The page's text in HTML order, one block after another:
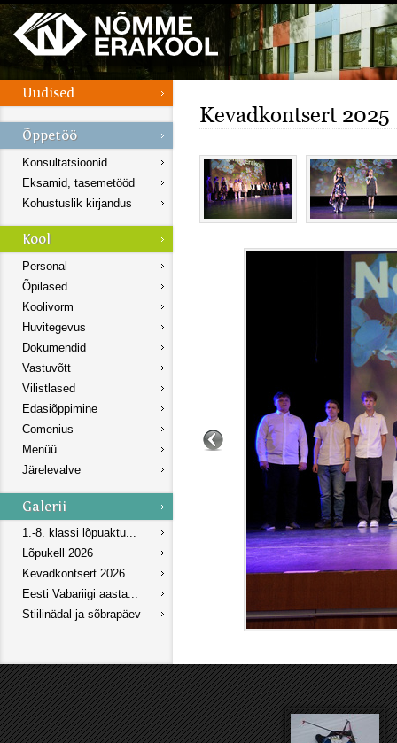
Konsultatsioonid
Eksamid, tasemetööd
Kohustuslik kirjandus
Personal
Õpilased
Koolivorm
Huvitegevus
Dokumendid
Vastuvõtt
Vilistlased
Edasiõppimine
Comenius
Menüü
Järelevalve
1.-8. klassi lõpuaktu...
Lõpukell 2026
Kevadkontsert 2026
Eesti Vabariigi aasta...
Stiilinädal ja sõbrapäev
Kevadkontsert 2025